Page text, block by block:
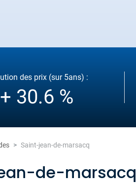
des prix (sur 5ans) :
+ 30.6 %
Saint-jean-de-marsacq
de-marsacq